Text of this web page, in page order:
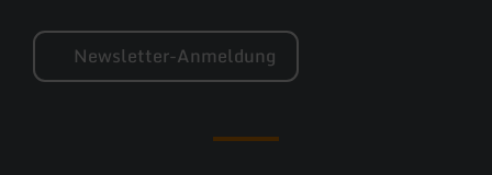
Newsletter-Anmeldung